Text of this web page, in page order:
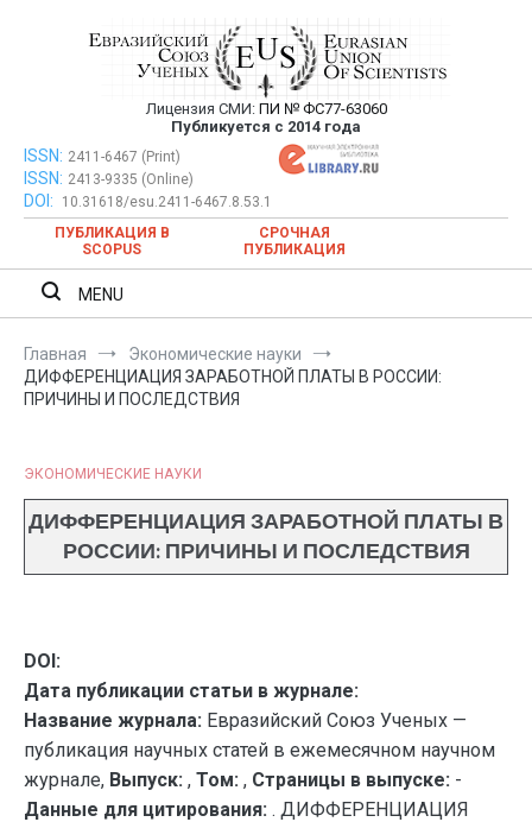
Евразийский Союз Ученых —
публикация научных статей в
ежемесячном научном журнале
Лицензия СМИ: ПИ № ФС77-63060
Публикуется с 2014 года
Евразийский Союз Ученых — публикация научных статей в
ежемесячном научном журнале
ISSN: 2411-6467 (Print)
ISSN: 2413-9335 (Online)
DOI:
10.31618/esu.2411-6467.8.53.1
ПУБЛИКАЦИЯ В
SCOPUS
СРОЧНАЯ
ПУБЛИКАЦИЯ
MENU
Главная
Экономические науки
ДИФФЕРЕНЦИАЦИЯ ЗАРАБОТНОЙ ПЛАТЫ В РОССИИ:
ПРИЧИНЫ И ПОСЛЕДСТВИЯ
ЭКОНОМИЧЕСКИЕ НАУКИ
ДИФФЕРЕНЦИАЦИЯ ЗАРАБОТНОЙ ПЛАТЫ В
РОССИИ: ПРИЧИНЫ И ПОСЛЕДСТВИЯ
DOI:
Дата публикации статьи в журнале:
Название журнала: Евразийский Союз Ученых —
публикация научных статей в ежемесячном научном
журнале, Выпуск: , Том: , Страницы в выпуске: -
Данные для цитирования: . ДИФФЕРЕНЦИАЦИЯ